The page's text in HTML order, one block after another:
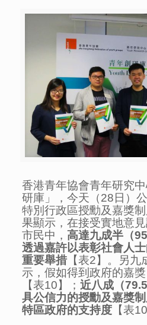
香港青年協會青年研究
研庫」，今天（28日）
特別行政區授勳及嘉獎
果顯示，在接受實地意
市民中，高達九成半（
透過嘉許以表彰社會人
重要舉措 【表2】。另
示，假如得到政府的嘉
【表10】；近八成（
具公信力的授勳及嘉獎
特區政府的支持度 【表